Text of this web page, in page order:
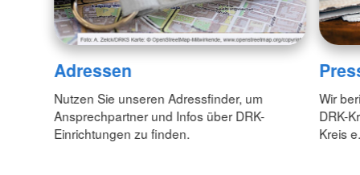
Adressen
Nutzen Sie unseren Adressfinder, um
Ansprechpartner und Infos über DRK-
Einrichtungen zu finden.
Wir
DRK-
Kreis